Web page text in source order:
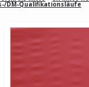
DM-Qualifikationsläufe